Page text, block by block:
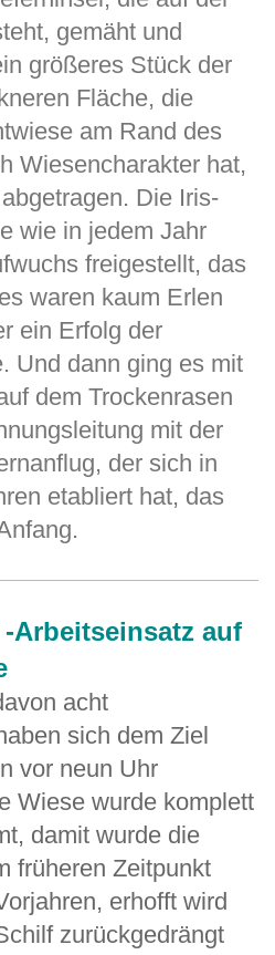
gemäht und
größeres Stück der
Fläche, die
am Rand des
Wiesencharakter hat,
Die Iris-
wie in jedem Jahr
freigestellt, das
waren kaum Erlen
ein Erfolg der
Und dann ging es mit
dem Trockenrasen
mit der
der sich in
etabliert hat, das
Arbeitseinsatz auf
acht
sich dem Ziel
vor neun Uhr
Wiese wurde komplett
damit wurde die
früheren Zeitpunkt
erhofft wird
zurückgedrängt